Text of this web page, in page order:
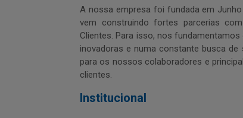
A nossa empresa foi fundada em
vem construindo fortes parcerias
Clientes. Para isso, nos
inovadoras e numa constante busca
para os nossos colaboradores e
clientes.
Institucional